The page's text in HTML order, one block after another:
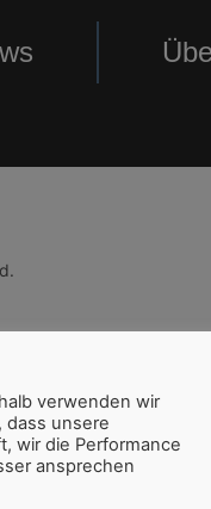
verwenden wir
dass unsere
wir die Performance
ansprechen